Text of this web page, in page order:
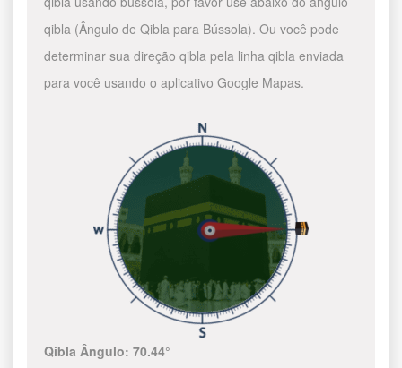
qibla (Ângulo de Qibla para Bússola). Ou você pode
determinar sua direção qibla pela linha qibla enviada
para você usando o aplicativo Google Mapas.
Qibla Ângulo:70.44°